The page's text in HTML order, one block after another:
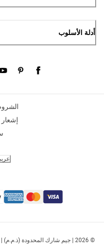
أدلة الأسلوب
© 2026 | جيم شارك المحدودة (ذ.م.م) | شركة الطاير إنسغنيا| جميع الحقوق محفوظة